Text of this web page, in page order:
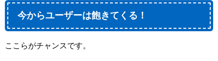
今からユーザーは飽きてくる！
ここらがチャンスです。